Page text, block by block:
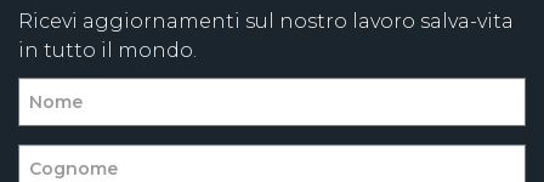
Ricevi aggiornamenti sul nostro lavoro salva-vita
in tutto il mondo.